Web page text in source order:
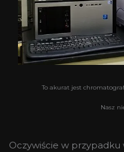
To akurat jest
Nasz
Oczywiście w